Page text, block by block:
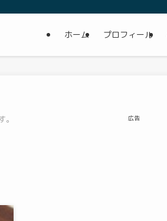
ホーム プロフィール
広告